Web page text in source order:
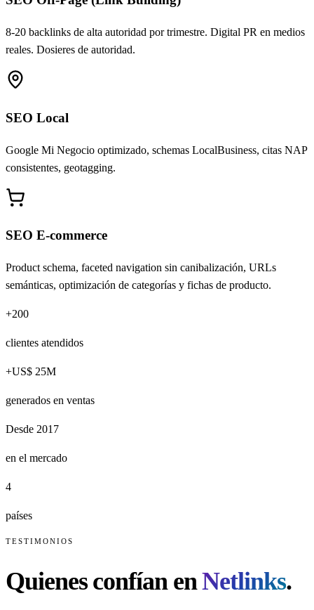
8-20 backlinks de alta autoridad por trimestre. Digital PR en medios
reales. Dosieres de autoridad.
SEO Local
Google Mi Negocio optimizado, schemas LocalBusiness, citas NAP
consistentes, geotagging.
SEO E-commerce
Product schema, faceted navigation sin canibalización, URLs
semánticas, optimización de categorías y fichas de producto.
+200
clientes atendidos
+US$ 25M
generados en ventas
Desde 2017
en el mercado
4
países
TESTIMONIOS
Quienes confían enNetlinks.